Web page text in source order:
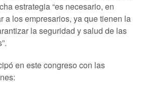
estrategia “es necesario, en
a los empresarios, ya que tienen la
la seguridad y salud de las
en este congreso con las